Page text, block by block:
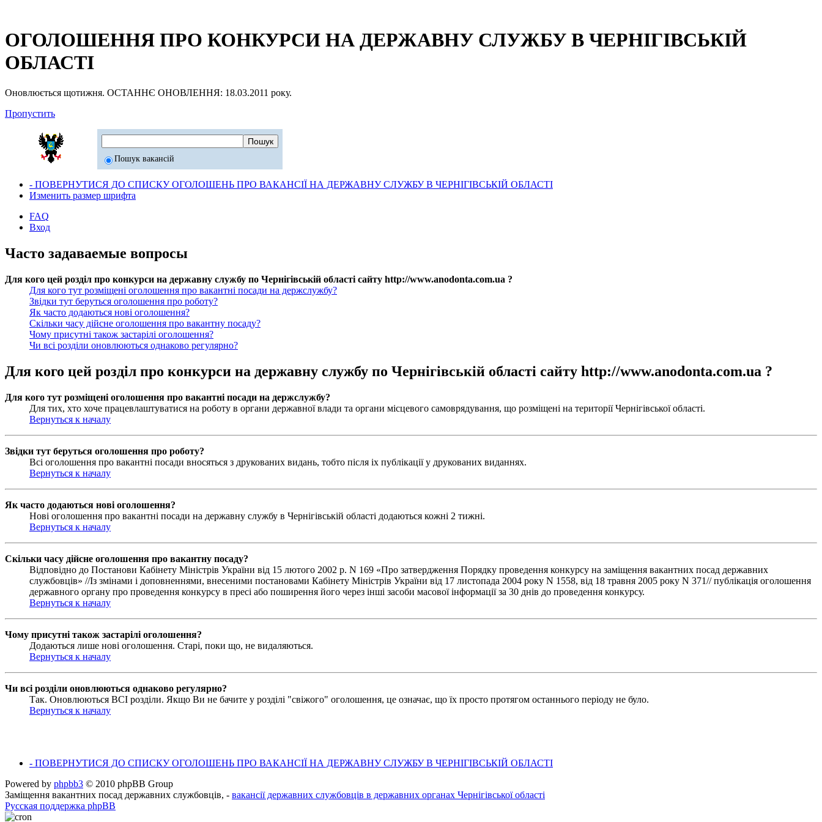
ОГОЛОШЕННЯ ПРО КОНКУРСИ НА ДЕРЖАВНУ СЛУЖБУ В ЧЕРНІГІВСЬКІЙ
ОБЛАСТІ
Оновлюється щотижня. ОСТАННЄ ОНОВЛЕННЯ: 18.03.2011 року.
Пропустить
Пошук вакансій
- ПОВЕРНУТИСЯ ДО СПИСКУ ОГОЛОШЕНЬ ПРО ВАКАНСІЇ НА ДЕРЖАВНУ СЛУЖБУ В ЧЕРНІГІВСЬКІЙ ОБЛАСТІ
Изменить размер шрифта
FAQ
Вход
Часто задаваемые вопросы
Для кого цей розділ про конкурси на державну службу по Чернігівській області сайту http://www.anodonta.com.ua ?
Для кого тут розміщені оголошення про вакантні посади на держслужбу?
Звідки тут беруться оголошення про роботу?
Як часто додаються нові оголошення?
Скільки часу дійсне оголошення про вакантну посаду?
Чому присутні також застарілі оголошення?
Чи всі розділи оновлюються однаково регулярно?
Для кого цей розділ про конкурси на державну службу по Чернігівській області сайту http://www.anodonta.com.ua ?
Для кого тут розміщені оголошення про вакантні посади на держслужбу?
Для тих, хто хоче працевлаштуватися на роботу в органи державної влади та органи місцевого самоврядування, що розміщені на території Чернігівської області.
Вернуться к началу
Звідки тут беруться оголошення про роботу?
Всі оголошення про вакантні посади вносяться з друкованих видань, тобто після іх публікації у друкованих виданнях.
Вернуться к началу
Як часто додаються нові оголошення?
Нові оголошення про вакантні посади на державну службу в Чернігівській області додаються кожні 2 тижні.
Вернуться к началу
Скільки часу дійсне оголошення про вакантну посаду?
Відповідно до Постанови Кабінету Міністрів України від 15 лютого 2002 р. N 169 «Про затвердження Порядку проведення конкурсу на заміщення вакантних посад державних
службовців» //Із змінами і доповненнями, внесеними постановами Кабінету Міністрів України від 17 листопада 2004 року N 1558, від 18 травня 2005 року N 371// публікація оголошення
державного органу про проведення конкурсу в пресі або поширення його через інші засоби масової інформації за 30 днів до проведення конкурсу.
Вернуться к началу
Чому присутні також застарілі оголошення?
Додаються лише нові оголошення. Старі, поки що, не видаляються.
Вернуться к началу
Чи всі розділи оновлюються однаково регулярно?
Так. Оновлюються ВСІ розділи. Якщо Ви не бачите у розділі "свіжого" оголошення, це означає, що їх просто протягом останнього періоду не було.
Вернуться к началу
- ПОВЕРНУТИСЯ ДО СПИСКУ ОГОЛОШЕНЬ ПРО ВАКАНСІЇ НА ДЕРЖАВНУ СЛУЖБУ В ЧЕРНІГІВСЬКІЙ ОБЛАСТІ
Powered by phpbb3 © 2010 phpBB Group
Заміщення вакантних посад державних службовців, - вакансії державних службовців в державних органах Чернігівської області
Русская поддержка phpBB